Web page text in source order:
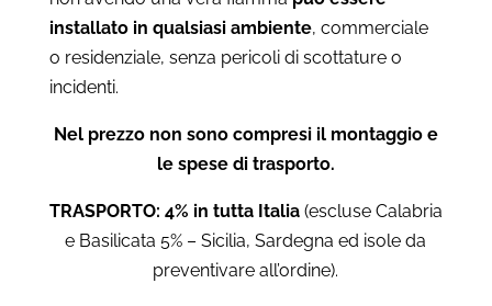
installato in qualsiasi ambiente, commerciale
o residenziale, senza pericoli di scottature o
incidenti.
Nel prezzo non sono compresi il montaggio e
le spese di trasporto.
TRASPORTO: 4% in tutta Italia (escluse Calabria
e Basilicata 5% – Sicilia, Sardegna ed isole da
preventivare all’ordine).